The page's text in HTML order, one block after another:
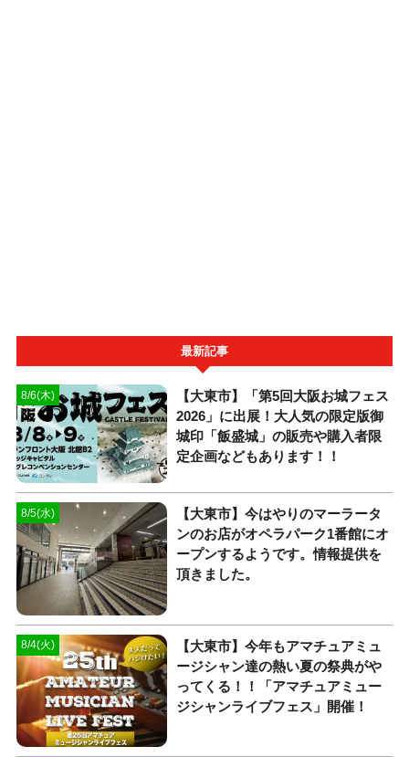
最新記事
8/6(木)
【大東市】「第5回大阪お城フェス
2026」に出展！大人気の限定版御
城印「飯盛城」の販売や購入者限
定企画などもあります！！
8/5(水)
【大東市】今はやりのマーラータ
ンのお店がオペラパーク1番館にオ
ープンするようです。情報提供を
頂きました。
8/4(火)
【大東市】今年もアマチュアミュ
ージシャン達の熱い夏の祭典がや
ってくる！！「アマチュアミュー
ジシャンライブフェス」開催！